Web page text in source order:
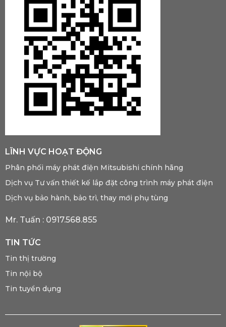
LĨNH VỰC HOẠT ĐỘNG
Phân phối máy phát điện Mitsubishi chính hãng
Dịch vụ Tư vấn thiết kế lắp đặt công trình máy phát điện
Dịch vụ bảo hành, bảo trì, thay mới phụ tùng
Mr. Tuấn : 0917.568.855
TIN TỨC
Tin thị trường
Tin nội bộ
Tin tuyển dụng